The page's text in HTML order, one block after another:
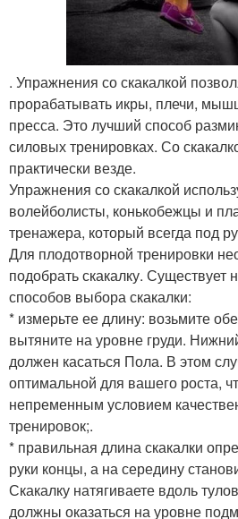
. Упражнения со скакалкой
прорабатывать икры, плечи,
пресса. Это лучший способ
силовых тренировках. Со
практически везде.
Упражнения со скакалкой
волейболисты, конькобежцы и
тренажера, который всегда под
Для плодотворной тренировки
подобрать скакалку. Существует
способов выбора скакалки:
* измерьте ее длину: возьмите
вытяните на уровне груди.
должен касаться Пола. В этом
оптимальной для вашего роста,
непременным условием
тренировок;.
* правильная длина скакалки
руки концы, а на середину
Скакалку натягиваете вдоль
должны оказаться на уровне